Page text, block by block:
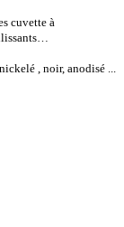
cuvette à
, noir, anodisé ...